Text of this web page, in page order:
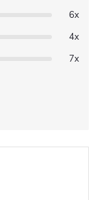
6x
4x
7x